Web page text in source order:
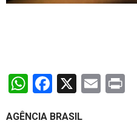
WhatsApp
Facebook
X Email
AGÊNCIA BRASIL